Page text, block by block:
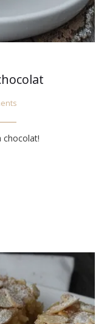
chocolat!